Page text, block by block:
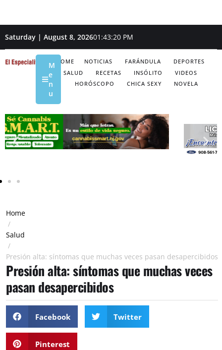
Saturday | August 8, 202601:43:21 PM
HOME NOTICIAS FARÁNDULA
DEPORTES
SALUD
RECETAS INSÓLITO
VIDEOS
HORÓSCOPO
CHICA SEXY NOVELA
M
e
n
u
Home
/
Salud
/
Presión alta: síntomas que muchas veces pasan desapercibidos
Presión alta: síntomas que muchas veces
pasan desapercibidos
Facebook Twitter
Pinterest